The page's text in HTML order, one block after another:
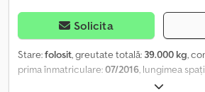
Solicita
Stare:folosit, greutate totală: 39.000 kg,
prima înmatriculare:07/2016, lungimea
, lățimea spațiului de încărcare: